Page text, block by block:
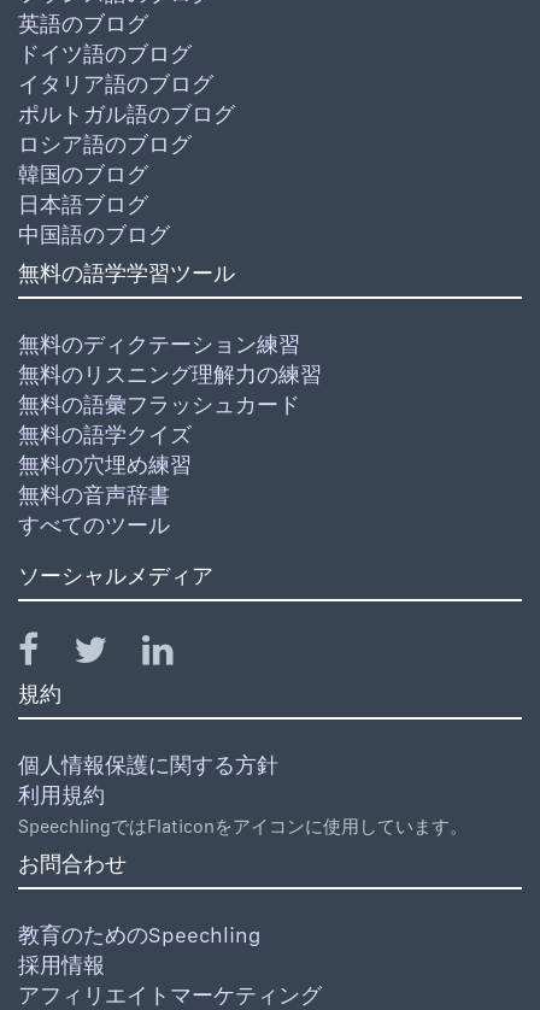
英語のブログ
ドイツ語のブログ
イタリア語のブログ
ポルトガル語のブログ
ロシア語のブログ
韓国のブログ
日本語ブログ
中国語のブログ
無料の語学学習ツール
無料のディクテーション練習
無料のリスニング理解力の練習
無料の語彙フラッシュカード
無料の語学クイズ
無料の穴埋め練習
無料の音声辞書
すべてのツール
ソーシャルメディア
規約
個人情報保護に関する方針
利用規約
SpeechlingではFlaticonをアイコンに使用しています。
お問合わせ
教育のためのSpeechling
採用情報
アフィリエイトマーケティング